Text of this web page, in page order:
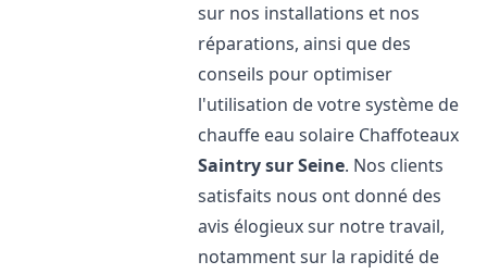
sur nos installations et nos
réparations, ainsi que des
conseils pour optimiser
l'utilisation de votre système de
chauffe eau solaire Chaffoteaux
Saintry sur Seine. Nos clients
satisfaits nous ont donné des
avis élogieux sur notre travail,
notamment sur la rapidité de